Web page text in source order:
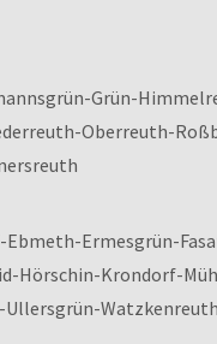
Grün-
Oberreuth-
Ermesgrün-
Hörschin-Krondorf-
Ullersgrün-